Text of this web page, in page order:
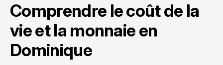
Comprendre le coût de la
vie et la monnaie en
Dominique